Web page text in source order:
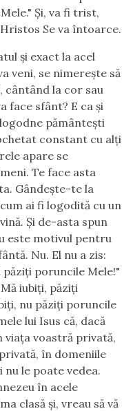
Şi, va fi trist,
Se va întoarce.
şi exact la acel
veni, se nimereşte să
cântând la cor sau
face sfânt? E ca şi
pământeşti
constant cu alţi
apare se
Te face asta
Gândeşte-te la
ai fi logodită cu un
Şi de-asta spun
este motivul pentru
Nu. El nu a zis:
păziţi poruncile Mele!"
iubiţi, păziţi
nu păziţi poruncile
lui Isus că, dacă
viaţa voastră privată,
în domeniile
le poate vedea.
în acele
clasă şi, vreau să vă